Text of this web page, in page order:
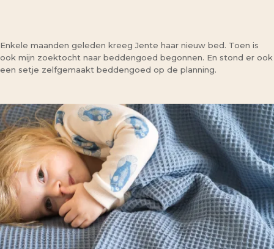
Enkele maanden geleden kreeg Jente haar nieuw bed. Toen is
ook mijn zoektocht naar beddengoed begonnen. En stond er ook
een setje zelfgemaakt beddengoed op de planning.